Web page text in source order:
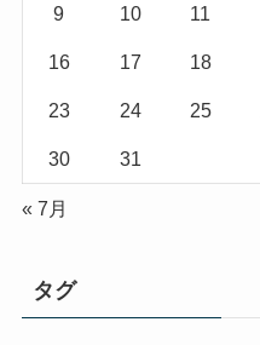
9 10 11
16 17 18
23 24 25
30 31
« 7月
タグ